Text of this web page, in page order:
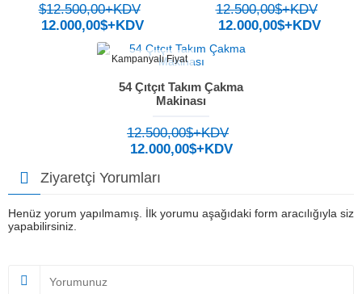
$12.500,00+KDV
12.000,00$+KDV
12.500,00$+KDV
12.000,00$+KDV
Kampanyalı Fiyat
54 Çıtçıt Takım Çakma
Makinası
12.500,00$+KDV
12.000,00$+KDV
Ziyaretçi Yorumları
Henüz yorum yapılmamış. İlk yorumu aşağıdaki form aracılığıyla siz
yapabilirsiniz.